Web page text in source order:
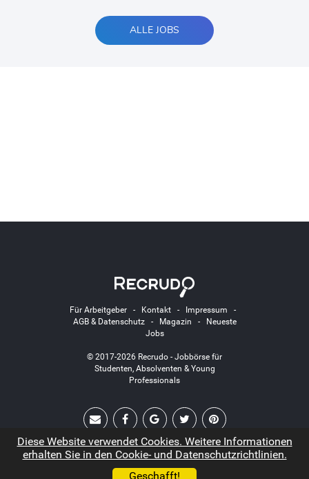
ALLE JOBS
Für Arbeitgeber- Kontakt- Impressum -
AGB & Datenschutz- Magazin -
Neueste
Jobs
© 2017-2026 Recrudo - Jobbörse für
Studenten, Absolventen & Young
Professionals
Diese Website verwendet Cookies. Weitere Informationen
erhalten Sie in den Cookie- und Datenschutzrichtlinien.
Geschafft!